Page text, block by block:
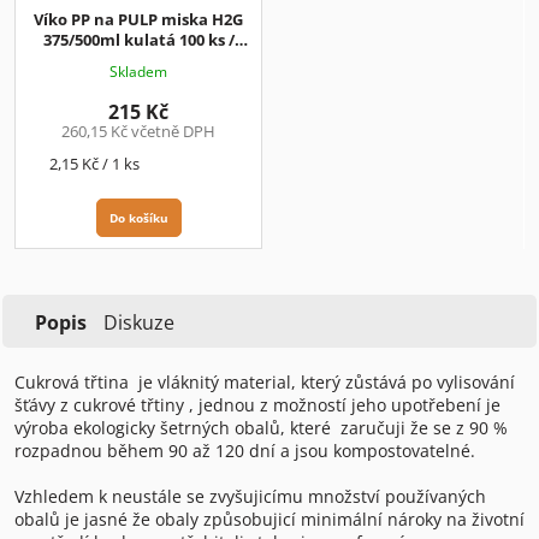
Víko PP na PULP miska H2G
375/500ml kulatá 100 ks /
Skladem
260,15 Kč včetně DPH
215 Kč
Měrná
2,15 Kč / 1 ks
Do košíku
Popis Diskuze
Cukrová třtina je vláknitý material, který zůstává po vylisování
šťávy z cukrové třtiny , jednou z možností jeho upotřebení je
výroba ekologicky šetrných obalů, které zaručuji že se z 90 %
rozpadnou během 90 až 120 dní a jsou kompostovatelné.
Vzhledem k neustále se zvyšujicímu množství používaných
obalů je jasné že obaly způsobujicí minimální nároky na životní